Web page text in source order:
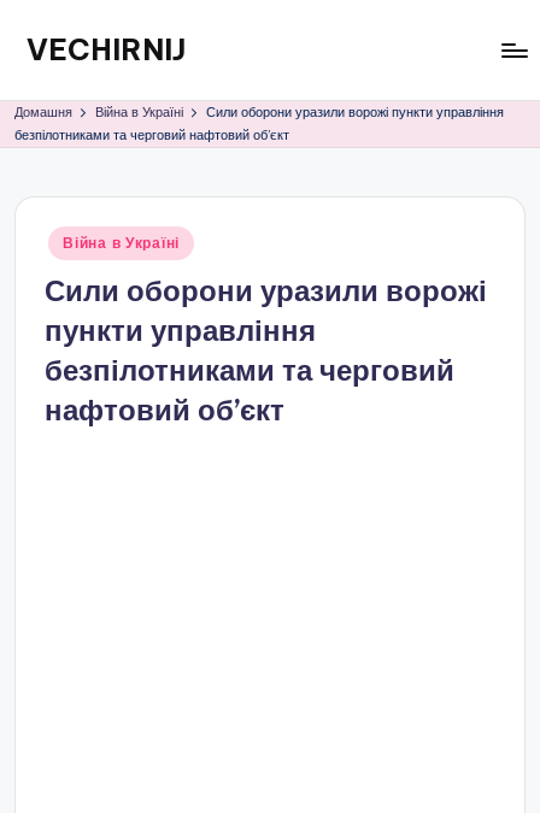
Перейти
вмісту
VECHIRNIJ
Домашня Війна в Україні
Сили оборони уразили ворожі пункти управління
безпілотниками та черговий нафтовий об’єкт
Опубліковано
Війна в Україні
Сили оборони уразили ворожі
пункти управління
безпілотниками та черговий
нафтовий об’єкт